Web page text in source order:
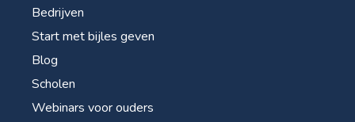
Bedrijven
Start met bijles geven
Blog
Scholen
Webinars voor ouders